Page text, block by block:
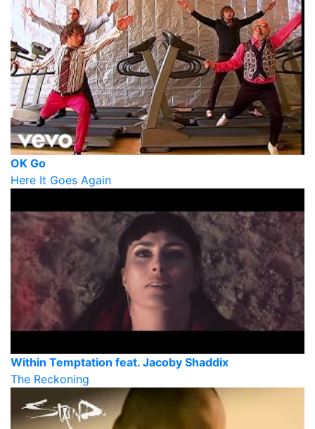
OK Go
Here It Goes Again
Within Temptation feat. Jacoby Shaddix
The Reckoning